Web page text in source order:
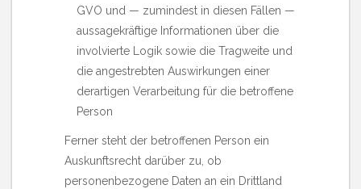
GVO und — zumindest in diesen Fällen —
aussagekräftige Informationen über die
involvierte Logik sowie die Tragweite und
die angestrebten Auswirkungen einer
derartigen Verarbeitung für die betroffene
Person
Ferner steht der betroffenen Person ein
Auskunftsrecht darüber zu, ob
personenbezogene Daten an ein Drittland